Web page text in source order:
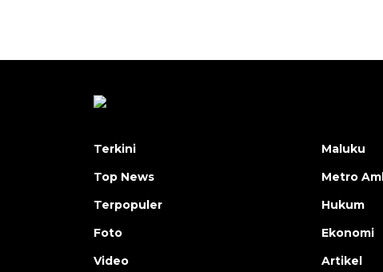
Terkini
Top News
Terpopuler
Foto
Video
Maluku
Metro
Hukum
Ekonomi
Artikel